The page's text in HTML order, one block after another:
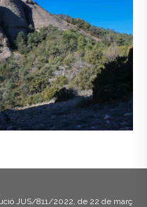
JUS/811/2022, de 22 de març